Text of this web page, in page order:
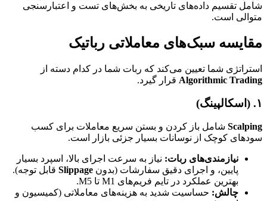
شامل تقسیم داده‌های تاریخی به بخش‌های تست و اعتبارسنجی
متوالی است.
مقایسه سبک‌های معاملاتی رباتیک
استراتژی شما تعیین می‌کند که ربات شما در کدام دسته از
Algorithmic Trading قرار گیرد.
۱. (اسکالپینگ)
Scalping شامل باز کردن و بستن سریع معاملات برای کسب
سودهای کوچک از نوسانات بسیار جزئی بازار است.
نیازمندی‌های ربات: نیاز به سرعت اجرای بالا، اسپرد بسیار
پایین، و اجرای دقیق سفارشات (بدون Slippage قابل توجه).
بهترین عملکرد در تایم فریم‌های M1 تا M5.
چالش: حساسیت شدید به هزینه‌های معاملاتی (کمیسیون و